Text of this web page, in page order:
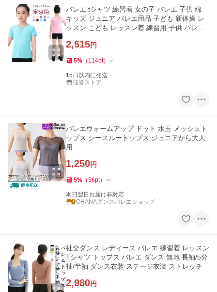
バレエ tシャツ 練習着 女の子 バレエ 子供 綿
キッズ ジュニア バレエ用品 子ども 新体操 レ
ッスン こども レッスン着 練習用 子供 バレエ
2,515円
5% （ 114pt）
15日以内に発送
佳誉ストア
バレエウォームアップ ドット 水玉 メッシュト
ップス シースルートップス ジュニアから大人
用
1,250円
5% （56pt）
本日翌日お届け非対応
OHANAダンスバレエショップ
社交ダンス レディース バレエ 練習着 レッスン
Tシャツ トップス バレエ ダンス 無地 長袖/5分
袖/半袖 ダンス衣装 ステージ衣装 ストレッチ
2,980円